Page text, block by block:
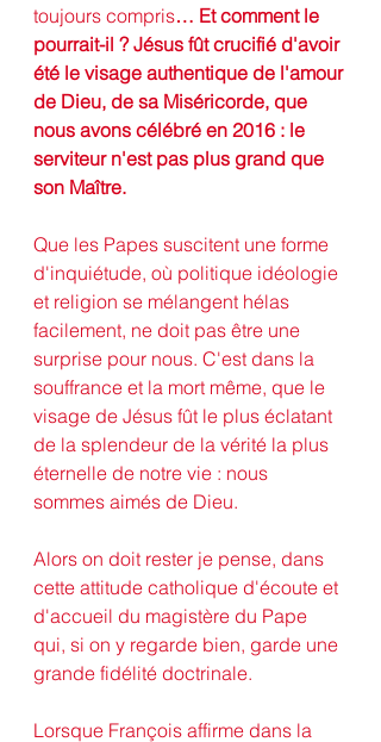
toujours compris… Et comment le
pourrait-il ? Jésus fût crucifié d'avoir
été le visage authentique de l'amour
de Dieu, de sa Miséricorde, que
nous avons célébré en 2016 : le
serviteur n'est pas plus grand que
son Maître.
Que les Papes suscitent une forme
d'inquiétude, où politique idéologie
et religion se mélangent hélas
facilement, ne doit pas être une
surprise pour nous. C'est dans la
souffrance et la mort même, que le
visage de Jésus fût le plus éclatant
de la splendeur de la vérité la plus
éternelle de notre vie : nous
sommes aimés de Dieu.
Alors on doit rester je pense, dans
cette attitude catholique d'écoute et
d'accueil du magistère du Pape
qui, si on y regarde bien, garde une
grande fidélité doctrinale.
Lorsque François affirme dans la